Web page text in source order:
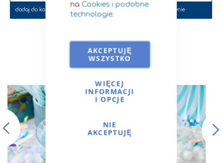
na Cookies i podobne
technologie.
AKCEPTUJĘ
WSZYSTKO
WIĘCEJ
INFORMACJI
I OPCJE
NIE
AKCEPTUJĘ
dodaj do koszyka Brak w magazynie
Przepisy i porady